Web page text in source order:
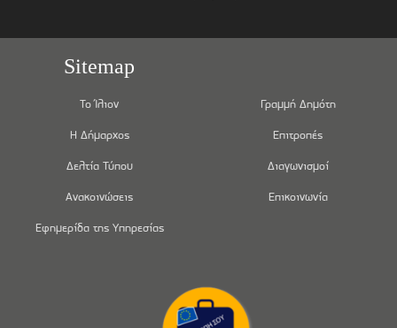
Sitemap
Το Ίλιον
Η Δήμαρχος
Δελτία Τύπου
Ανακοινώσεις
Εφημερίδα της Υπηρεσίας
Γραμμή Δημότη
Επιτροπές
Διαγωνισμοί
Επικοινωνία